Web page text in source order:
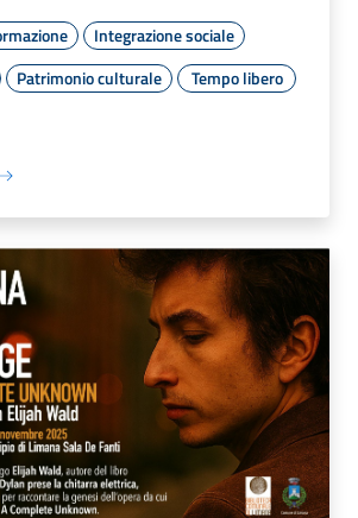
Integrazione sociale
Patrimonio culturale Tempo libero